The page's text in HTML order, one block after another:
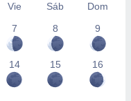
Vie Sáb
Dom
7
8 9
14 15 16